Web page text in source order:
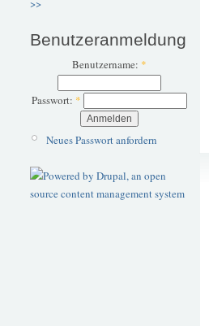
>>
Benutzeranmeldung
Benutzername: *
Passwort: *
Neues Passwort anfordern